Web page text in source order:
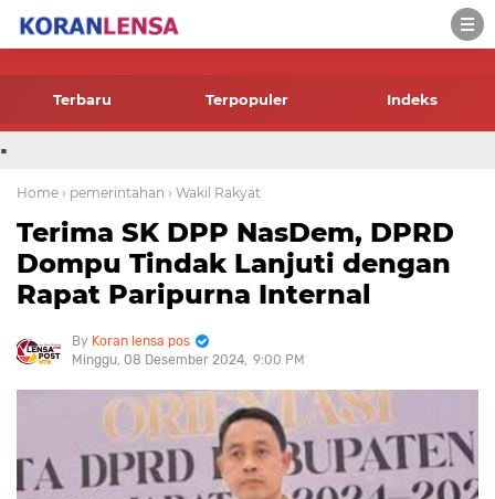
-->
Terbaru Terpopuler Indeks
.
Home › pemerintahan › Wakil Rakyat
Terima SK DPP NasDem, DPRD
Dompu Tindak Lanjuti dengan
Rapat Paripurna Internal
Koran lensa pos
Minggu, 08 Desember 2024 9:00 PM